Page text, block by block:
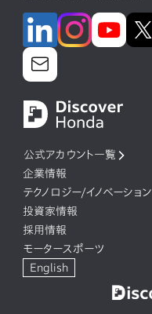
公式アカウント一覧
企業情報
テクノロジー/イノベーション
投資家情報
採用情報
モータースポーツ
English